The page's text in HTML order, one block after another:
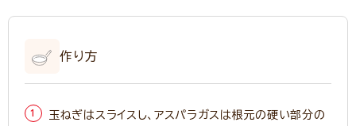
作り方
玉ねぎはスライスし、アスパラガスは根元の硬い部分の